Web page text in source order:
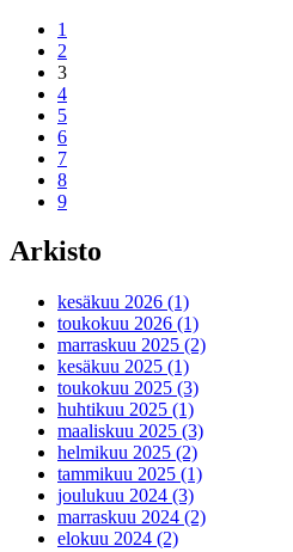
1
2
3
4
5
6
7
8
9
Arkisto
kesäkuu 2026 (1)
toukokuu 2026 (1)
marraskuu 2025 (2)
kesäkuu 2025 (1)
toukokuu 2025 (3)
huhtikuu 2025 (1)
maaliskuu 2025 (3)
helmikuu 2025 (2)
tammikuu 2025 (1)
joulukuu 2024 (3)
marraskuu 2024 (2)
elokuu 2024 (2)